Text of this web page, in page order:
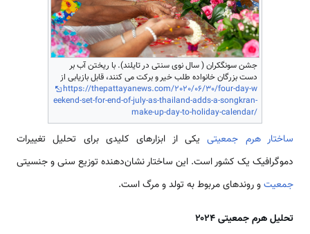
جشن سونگکران ( سال نوی سنتی در تایلند). با ریختن آب بر
دست بزرگان خانواده طلب خیر و برکت می کنند، قابل بازیابی از
https://thepattayanews.com/2020/06/30/four-day-w
eekend-set-for-end-of-july-as-thailand-adds-a-songkran-
make-up-day-to-holiday-calendar/
ساختار هرم جمعیتییکی از ابزارهای کلیدی برای تحلیل تغییرات
دموگرافیک یک کشور است. این ساختار نشان‌دهنده توزیع سنی و جنسیتی
جمعیتو روندهای مربوط به تولد و مرگ است.
تحلیل هرم جمعیتی ۲۰۲۴